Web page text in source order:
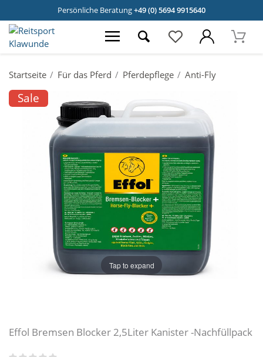
Persönliche Beratung+49 (0) 5694 9915640
Startseite Für das Pferd Pferdepflege Anti-Fly
Sale
Tap to expand
Effol Bremsen Blocker 2,5Liter Kanister -Nachfüllpack